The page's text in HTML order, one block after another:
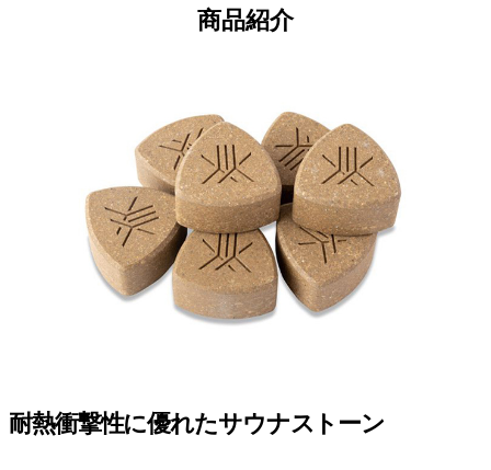
商品紹介
耐熱衝撃性に優れたサウナストーン